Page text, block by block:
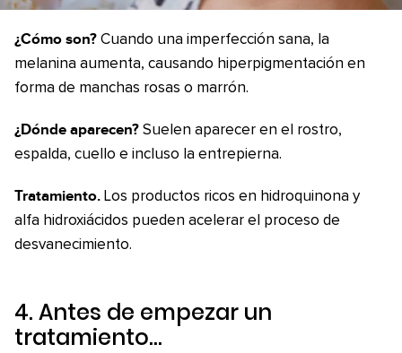
¿Cómo son? Cuando una imperfección sana, la
melanina aumenta, causando hiperpigmentación en
forma de manchas rosas o marrón.
¿Dónde aparecen? Suelen aparecer en el rostro,
espalda, cuello e incluso la entrepierna.
Tratamiento. Los productos ricos en hidroquinona y
alfa hidroxiácidos pueden acelerar el proceso de
desvanecimiento.
4. Antes de empezar un
tratamiento…